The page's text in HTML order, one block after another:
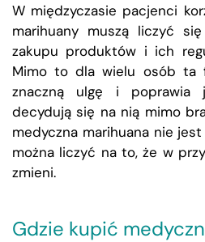
W międzyczasie pacjenci
marihuany muszą liczyć
zakupu produktów i ich
Mimo to dla wielu osób ta
znaczną ulgę i poprawia
decydują się na nią mimo
medyczna marihuana nie
można liczyć na to, że w
zmieni.
Gdzie kupić